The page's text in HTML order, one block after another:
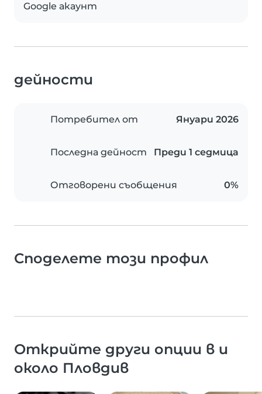
Google акаунт
дейности
Потребител от Януари 2026
Последна дейност Преди 1 седмица
Отговорени съобщения 0%
Споделете този профил
Открийте други опции в и
около Пловдив